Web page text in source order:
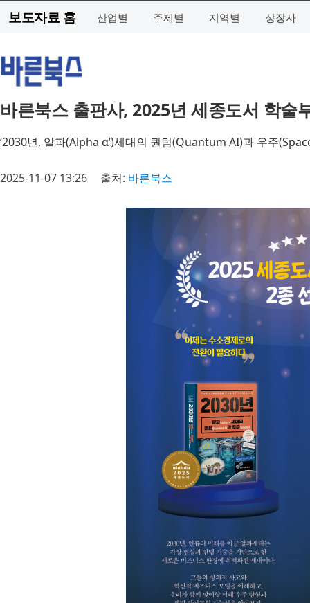
보도자료 홈 산업별 주제별 지역별 상장사
바른북스 출판사, 2025년 세종도서 학술
‘2030년, 알파(Alpha α’)세대의 퀀텀(Quantum AI)과 우주
2025-11-07 13:26 출처: 바른북스